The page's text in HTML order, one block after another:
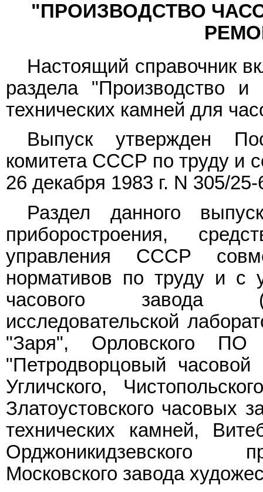
"ПРОИЗВОДСТВО
Настоящий справочник
раздела "Производство
технических камней для
Выпуск утвержден
комитета СССР по труду и
26 декабря 1983 г. N 305/25-
Раздел данного
приборостроения,
управления СССР
нормативов по труду и с
часового завода
исследовательской
"Заря", Орловского ПО
"Петродворцовый
Угличского,
Златоустовского часовых
технических камней,
Орджоникидзевского
Московского завода